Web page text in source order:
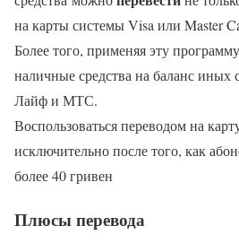
на карты системы Visa или Master
Более того, применяя эту
наличные средства на баланс иных
Лайф и МТС.
Воспользоваться переводом на
исключительно после того, как
более 40 гривен
Плюсы перевода